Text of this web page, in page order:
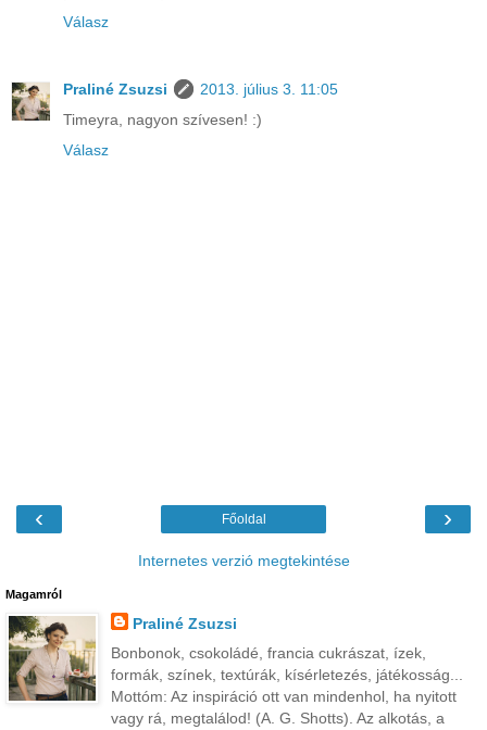
Válasz
Praliné Zsuzsi
2013. július 3. 11:05
Timeyra, nagyon szívesen! :)
Válasz
‹ ›
Főoldal
Internetes verzió megtekintése
Magamról
Praliné Zsuzsi
Bonbonok, csokoládé, francia cukrászat, ízek,
formák, színek, textúrák, kísérletezés, játékosság...
Mottóm: Az inspiráció ott van mindenhol, ha nyitott
vagy rá, megtalálod! (A. G. Shotts). Az alkotás, a